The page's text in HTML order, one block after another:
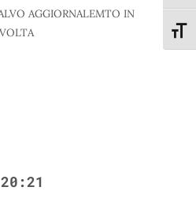
AGGIORNALEMTO IN